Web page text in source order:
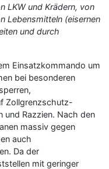
LKW und Krädern, von
Lebensmitteln (eisernen
und durch
Einsatzkommando um
bei besonderen
Zollgrenzschutz-
und Razzien. Nach den
massiv gegen
auch
Da der
mit geringer